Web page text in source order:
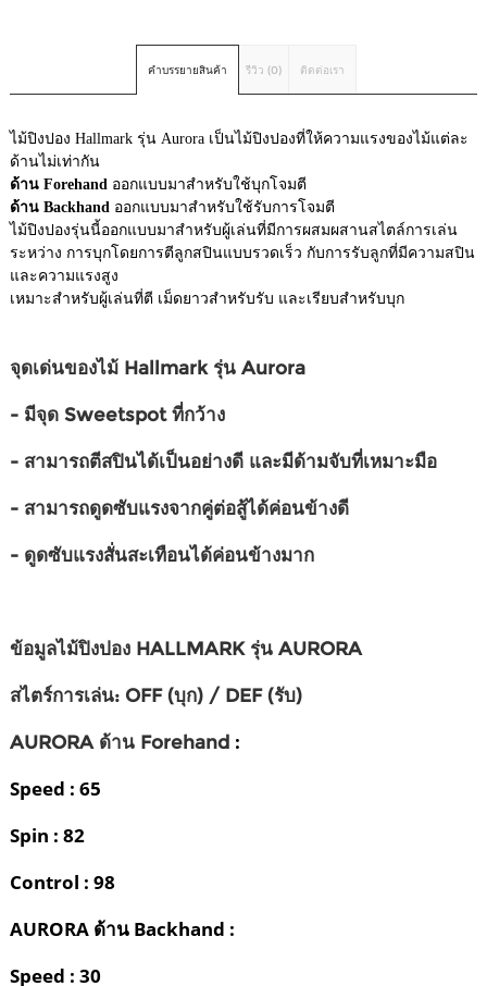
คำบรรยายสินค้า รีวิว (0) ติดต่อเรา
ไม้ปิงปอง Hallmark รุ่น Aurora เป็นไม้ปิงปองที่ให้ความแรงของไม้แต่ละ
ด้านไม่เท่ากัน
ด้าน Forehand ออกแบบมาสำหรับใช้บุกโจมตี
ด้าน Backhand ออกแบบมาสำหรับใช้รับการโจมตี
ไม้ปิงปองรุ่นนี้ออกแบบมาสำหรับผู้เล่นที่มีการผสมผสานสไตล์การเล่น
ระหว่าง การบุกโดยการตีลูกสปินแบบรวดเร็ว กับการรับลูกที่มีความสปิน
และความแรงสูง
เหมาะสำหรับผู้เล่นที่ตี เม็ดยาวสำหรับรับ และเรียบสำหรับบุก
จุดเด่นของไม้ Hallmark รุ่น Aurora
- มีจุด Sweetspot ที่กว้าง
- สามารถตีสปินได้เป็นอย่างดี และมีด้ามจับที่เหมาะมือ
- สามารถดูดซับแรงจากคู่ต่อสู้ได้ค่อนข้างดี
- ดูดซับแรงสั่นสะเทือนได้ค่อนข้างมาก
ข้อมูลไม้ปิงปอง HALLMARK รุ่น AURORA
สไตร์การเล่น: OFF (บุก) / DEF (รับ)
AURORA ด้าน Forehand :
Speed : 65
Spin : 82
Control : 98
AURORA ด้าน Backhand :
Speed : 30